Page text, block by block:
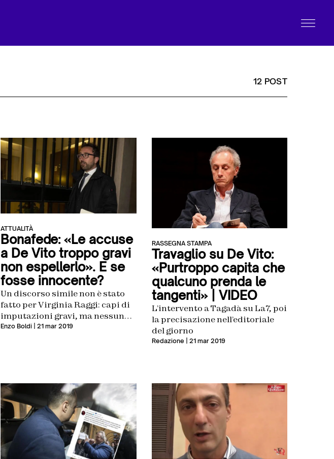
12 POST
ATTUALITÀ
Bonafede: «Le accuse
a De Vito troppo gravi
non espellerlo». E se
fosse innocente?
Un discorso simile non è stato
fatto per Virginia Raggi: capi di
imputazioni gravi, ma nessuna
cacciata e alla fine l’assoluzione
Enzo Boldi | 21 mar 2019
RASSEGNA STAMPA
Travaglio su De Vito:
«Purtroppo capita che
qualcuno prenda le
tangenti» | VIDEO
L’intervento a Tagadà su La7, poi
la precisazione nell’editoriale
del giorno
Redazione | 21 mar 2019